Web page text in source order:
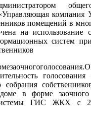
компания
помещений в
на
систем при
в форме заочного
ГИС ЖКХ с